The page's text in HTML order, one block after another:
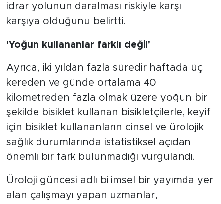
idrar yolunun daralması riskiyle karşı
karşıya olduğunu belirtti.
'Yoğun kullananlar farklı değil'
Ayrıca, iki yıldan fazla süredir haftada üç
kereden ve günde ortalama 40
kilometreden fazla olmak üzere yoğun bir
şekilde bisiklet kullanan bisikletçilerle, keyif
için bisiklet kullananların cinsel ve ürolojik
sağlık durumlarında istatistiksel açıdan
önemli bir fark bulunmadığı vurgulandı.
Üroloji güncesi adlı bilimsel bir yayımda yer
alan çalışmayı yapan uzmanlar,